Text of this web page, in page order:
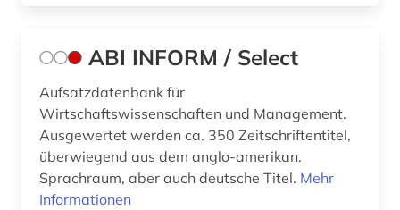
ABI INFORM / Select
Aufsatzdatenbank für
Wirtschaftswissenschaften und Management.
Ausgewertet werden ca. 350 Zeitschriftentitel,
überwiegend aus dem anglo-amerikan.
Sprachraum, aber auch deutsche Titel. Mehr
Informationen